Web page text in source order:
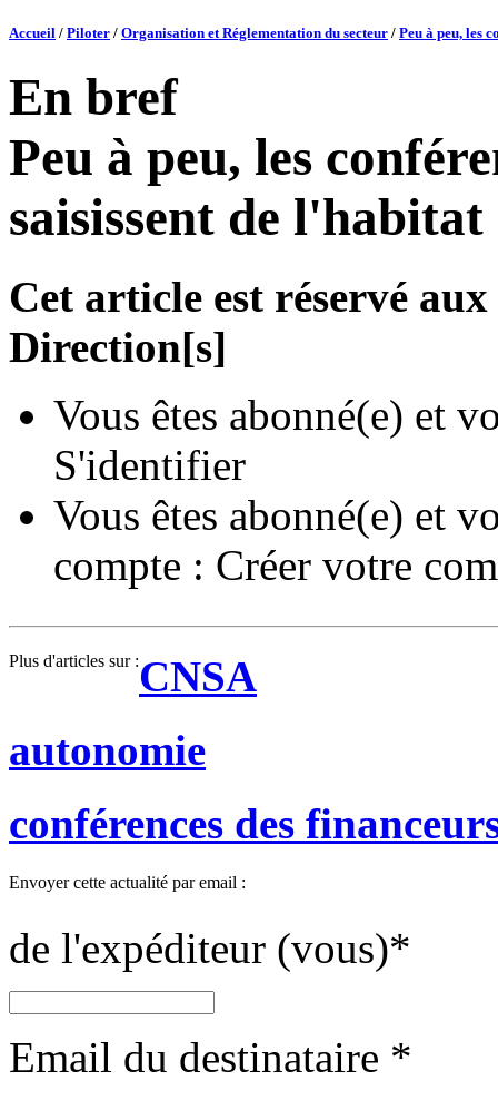
Accueil / Piloter / Organisation et Réglementation du secteur / Peu à peu, les
En bref
Peu à peu, les
saisissent de
Cet article est réservé
Direction[s]
Vous êtes abonné(e) et
S'identifier
Vous êtes abonné(e) et
compte : Créer votre
Plus d'articles sur :CNSA
autonomie
conférences des
Envoyer cette actualité par email :
de l'expéditeur (vous)*
Email du destinataire *